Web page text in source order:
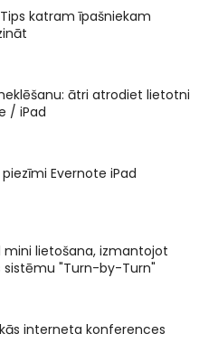
katram īpašniekam
ātri atrodiet lietotni
/ iPad
Evernote iPad
mini lietošana, izmantojot
sistēmu "Turn-by-Turn"
interneta konferences